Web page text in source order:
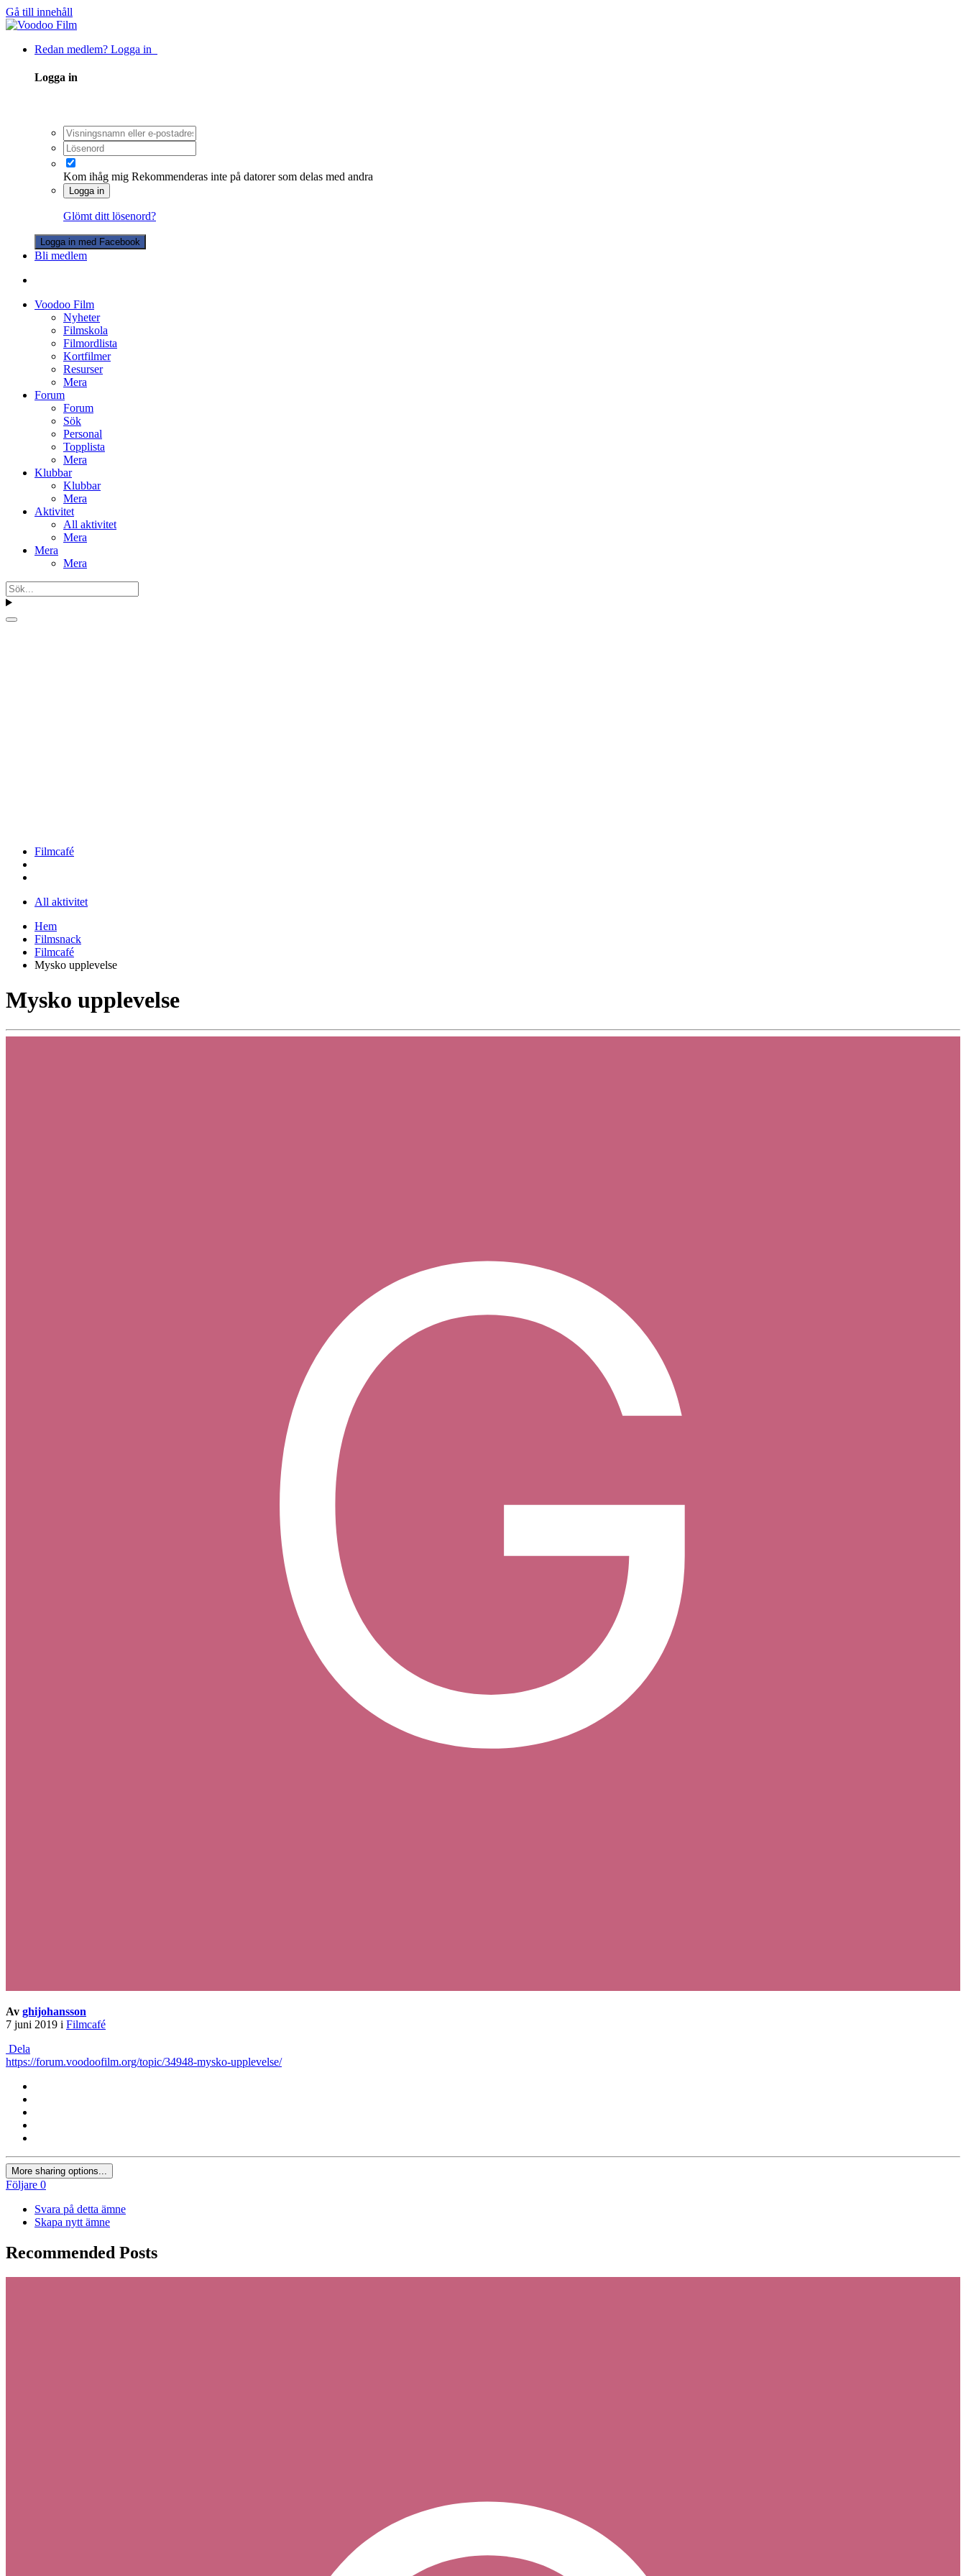
Gå till innehåll
Redan medlem? Logga in
Logga in
Kom ihåg mig Rekommenderas inte på datorer som delas med andra
Logga in
Glömt ditt lösenord?
Logga in med Facebook
Bli medlem
Voodoo Film
Nyheter
Filmskola
Filmordlista
Kortfilmer
Resurser
Mera
Forum
Forum
Sök
Personal
Topplista
Mera
Klubbar
Klubbar
Mera
Aktivitet
All aktivitet
Mera
Mera
Mera
Filmcafé
All aktivitet
Hem
Filmsnack
Filmcafé
Mysko upplevelse
Mysko upplevelse
Av ghijohansson
7 juni 2019 i Filmcafé
Dela
https://forum.voodoofilm.org/topic/34948-mysko-upplevelse/
More sharing options...
Följare 0
Svara på detta ämne
Skapa nytt ämne
Recommended Posts